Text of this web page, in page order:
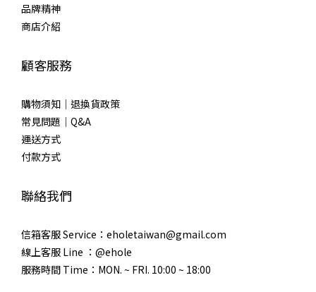
品牌精神
商店介紹
顧客服務
購物須知｜退換貨政策
常見問題｜Q&A
運送方式
付款方式
聯絡我們
信箱客服 Service：eholetaiwan@gmail.com
線上客服 Line ：@ehole
服務時間 Time：MON. ~ FRI. 10:00 ~ 18:00